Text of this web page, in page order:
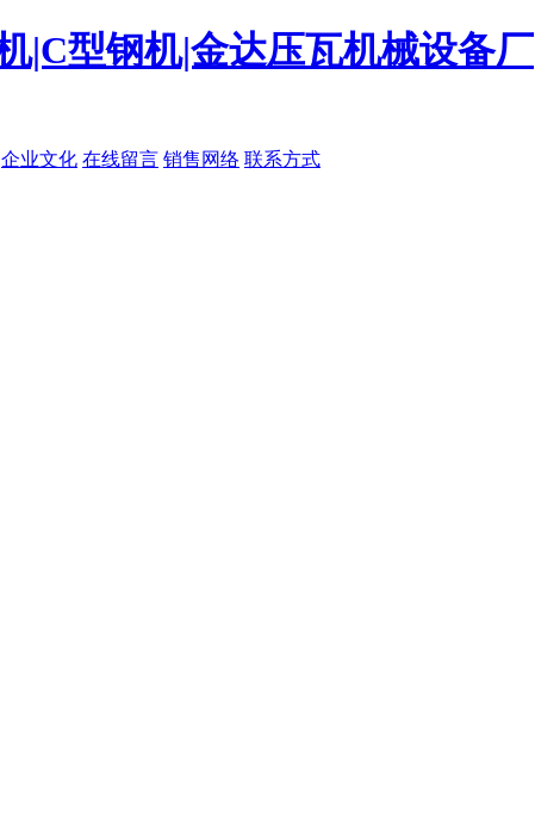
|C型钢机|金达压瓦机械设备厂
企业文化 在线留言 销售网络 联系方式